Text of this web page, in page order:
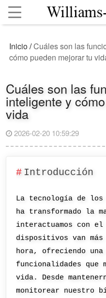
Inicio/Cuáles son las
cómo pueden mejorar tu
Cuáles son las
inteligente y
vida
2026-02-20 10:59:29
Introducción
La tecnología de
ha transformado la
interactuamos con el
dispositivos van
hora, ofreciendo una
funcionalidades que
vida. Desde
monitorear nuestro